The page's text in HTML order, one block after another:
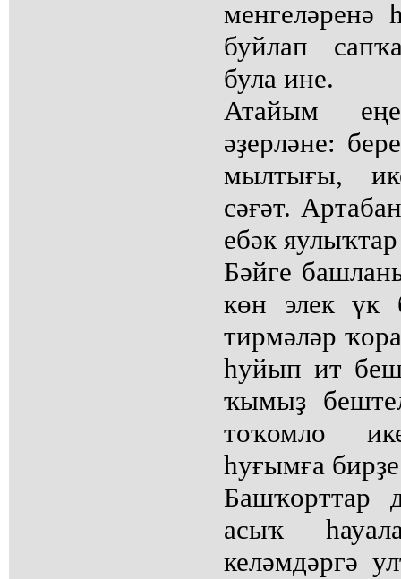
менгеләренә
буйлап
була ине.
Атайым
әҙерләне:
мылтығы,
сәғәт.
ебәк
Бәйге
көн элек үк
тирмәләр
һуйып ит
ҡымыҙ
тоҡомло
һуғымға
Башҡорттар
асыҡ
келәмдәргә